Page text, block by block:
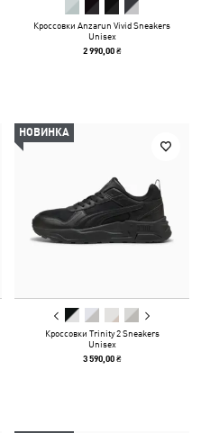
Кроссовки Anzarun Vivid Sneakers
Unisex
2 990,00 ₴
НОВИНКА
Кроссовки Trinity 2 Sneakers
Unisex
3 590,00 ₴